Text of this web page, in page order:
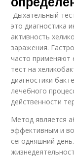
Дыхательный
это диагностика
активность
заражения.
часто применяют
тест на
диагностики
лечебного
действенности
Метод является
эффективным и
сегодняшний